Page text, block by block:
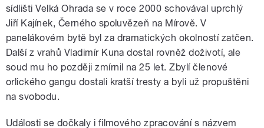
sídlišti Velká Ohrada se v roce 2000 schovával uprchlý
Jiří Kajínek, Černého spoluvězeň na Mírově. V
panelákovém bytě byl za dramatických okolností zatčen.
Další z vrahů Vladimír Kuna dostal rovněž doživotí, ale
soud mu ho později zmírnil na 25 let. Zbylí členové
orlického gangu dostali kratší tresty a byli už propuštěni
na svobodu.
Události se dočkaly i filmového zpracování s názvem